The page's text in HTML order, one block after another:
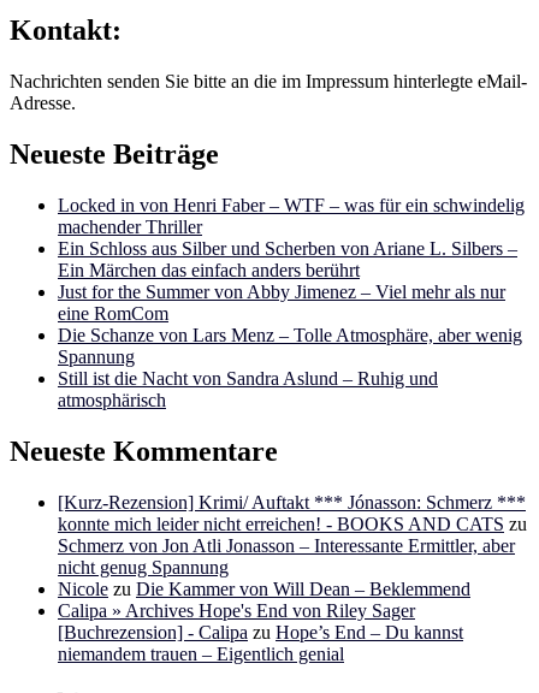
Kontakt:
Nachrichten senden Sie bitte an die im Impressum hinterlegte eMail-
Adresse.
Neueste Beiträge
Locked in von Henri Faber – WTF – was für ein schwindelig
machender Thriller
Ein Schloss aus Silber und Scherben von Ariane L. Silbers –
Ein Märchen das einfach anders berührt
Just for the Summer von Abby Jimenez – Viel mehr als nur
eine RomCom
Die Schanze von Lars Menz – Tolle Atmosphäre, aber wenig
Spannung
Still ist die Nacht von Sandra Aslund – Ruhig und
atmosphärisch
Neueste Kommentare
[Kurz-Rezension] Krimi/ Auftakt *** Jónasson: Schmerz ***
konnte mich leider nicht erreichen! - BOOKS AND CATS zu
Schmerz von Jon Atli Jonasson – Interessante Ermittler, aber
nicht genug Spannung
Nicole zu Die Kammer von Will Dean – Beklemmend
Calipa » Archives Hope's End von Riley Sager
[Buchrezension] - Calipa zu Hope’s End – Du kannst
niemandem trauen – Eigentlich genial